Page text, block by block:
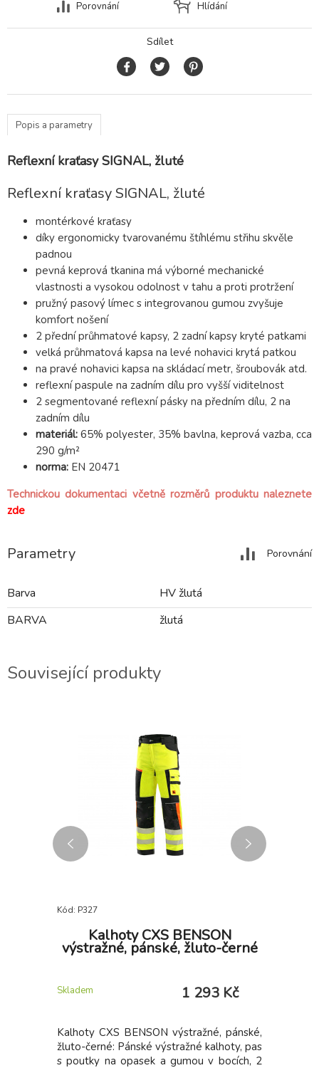
Porovnání
Hlídání
Sdílet
Popis a parametry
Reflexní kraťasy SIGNAL, žluté
Reflexní kraťasy SIGNAL, žluté
montérkové kraťasy
díky ergonomicky tvarovanému štíhlému střihu skvěle
padnou
pevná keprová tkanina má výborné mechanické
vlastnosti a vysokou odolnost v tahu a proti protržení
pružný pasový límec s integrovanou gumou zvyšuje
komfort nošení
2 přední průhmatové kapsy, 2 zadní kapsy kryté patkami
velká průhmatová kapsa na levé nohavici krytá patkou
na pravé nohavici kapsa na skládací metr, šroubovák atd.
reflexní paspule na zadním dílu pro vyšší viditelnost
2 segmentované reflexní pásky na předním dílu, 2 na
zadním dílu
materiál: 65% polyester, 35% bavlna, keprová vazba, cca
290 g/m²
norma: EN 20471
Technickou dokumentaci včetně rozměrů produktu naleznete
zde
Parametry Porovnání
Barva
HV žlutá
BARVA
žlutá
Související produkty
Kód: P327
Kalhoty CXS BENSON
výstražné, pánské, žluto-černé
Skladem 1 293 Kč
Kalhoty CXS BENSON výstražné, pánské,
žluto-černé: Pánské výstražné kalhoty, pas
s poutky na opasek a gumou v bocích, 2